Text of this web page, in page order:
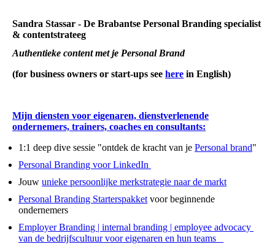
Sandra Stassar - De Brabantse Personal Branding specialist
& contentstrateeg
Authentieke content met je Personal Brand
(for business owners or start-ups see here in English)
Mijn diensten voor eigenaren, dienstverlenende
ondernemers, trainers, coaches en consultants:
1:1 deep dive sessie "ontdek de kracht van je Personal brand"
Personal Branding voor LinkedIn
Jouw unieke persoonlijke merkstrategie naar de markt
Personal Branding Starterspakket voor beginnende
ondernemers
Employer Branding | internal branding | employee advocacy
van de bedrijfscultuur voor eigenaren en hun teams